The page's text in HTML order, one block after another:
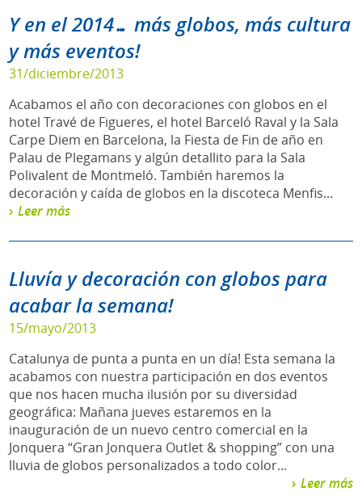
Y en el 2014… más globos, más cultura
y más eventos!
31/diciembre/2013
Acabamos el año con decoraciones con globos en el
hotel Travé de Figueres, el hotel Barceló Raval y la Sala
Carpe Diem en Barcelona, la Fiesta de Fin de año en
Palau de Plegamans y algún detallito para la Sala
Polivalent de Montmeló. También haremos la
decoración y caída de globos en la discoteca Menfis...
Leer más
Lluvía y decoración con globos para
acabar la semana!
15/mayo/2013
Catalunya de punta a punta en un día! Esta semana la
acabamos con nuestra participación en dos eventos
que nos hacen mucha ilusión por su diversidad
geográfica: Mañana jueves estaremos en la
inauguración de un nuevo centro comercial en la
Jonquera “Gran Jonquera Outlet & shopping” con una
lluvia de globos personalizados a todo color...
Leer más